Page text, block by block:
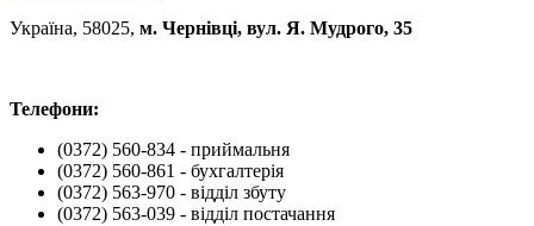
Україна, 58025, м. Чернівці, вул. Я. Мудрого, 35
Телефони:
(0372) 560-834 - приймальня
(0372) 560-861 - бухгалтерія
(0372) 563-970 - відділ збуту
(0372) 563-039 - відділ постачання